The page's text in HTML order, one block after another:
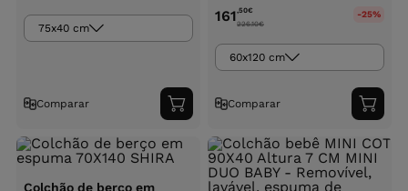
75x40 cm
Comparar
Adicionar
ao
carrinho
161,50€
226.10€
-25%
60x120 cm
Comparar
ao
Colchão de berço em